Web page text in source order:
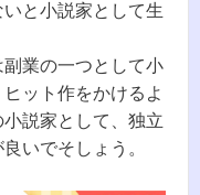
と小説家として生
業の一つとして小
ット作をかけるよ
説家として、独立
いでそしょう。